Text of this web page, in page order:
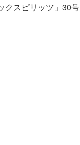
クスピリッツ」30号